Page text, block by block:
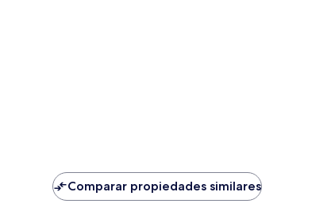
Comparar propiedades similares